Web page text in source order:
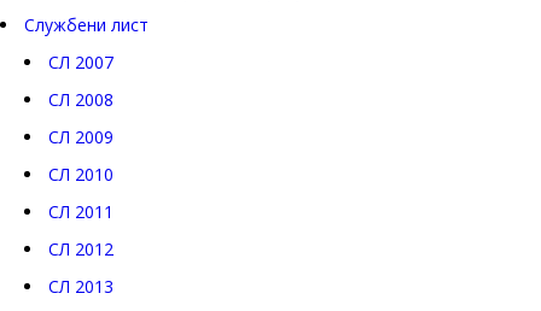
Службени лист
СЛ 2007
СЛ 2008
СЛ 2009
СЛ 2010
СЛ 2011
СЛ 2012
СЛ 2013